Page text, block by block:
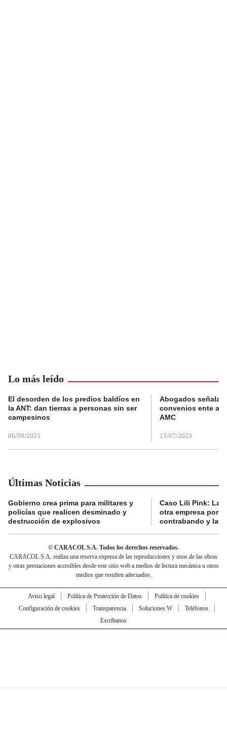
Lo más leído
El desorden de los predios baldíos en
la ANT: dan tierras a personas sin ser
campesinos
06/09/2023
Abogados
convenios ente
AMC
13/07/2023
Últimas Noticias
Gobierno crea prima para militares y
policías que realicen desminado y
destrucción de explosivos
Caso Lili Pink: La
otra empresa por
contrabando y
© CARACOL S.A. Todos los derechos reservados.
CARACOL S.A. realiza una reserva expresa de las reproducciones y usos de las obras
y otras prestaciones accesibles desde este sitio web a medios de lectura mecánica u otros
medios que resulten adecuados.
Aviso legal Política de Protección de Datos
Política de cookies
Configuración de cookies
Transparencia Soluciones W
Teléfonos
Escríbanos